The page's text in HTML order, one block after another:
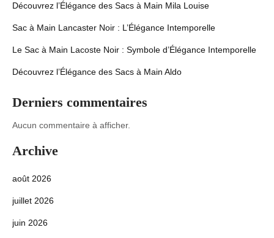
Découvrez l’Élégance des Sacs à Main Mila Louise
Sac à Main Lancaster Noir : L’Élégance Intemporelle
Le Sac à Main Lacoste Noir : Symbole d’Élégance Intemporelle
Découvrez l’Élégance des Sacs à Main Aldo
Derniers commentaires
Aucun commentaire à afficher.
Archive
août 2026
juillet 2026
juin 2026